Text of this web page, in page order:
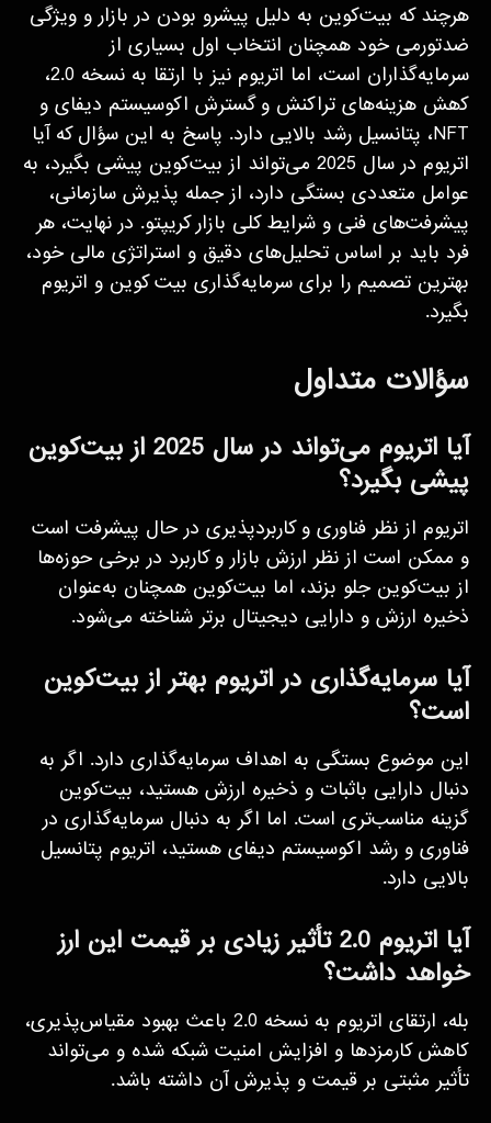
هرچند که بیت‌کوین به دلیل پیشرو بودن در بازار و ویژگی
ضدتورمی خود همچنان انتخاب اول بسیاری از
سرمایه‌گذاران است، اما اتریوم نیز با ارتقا به نسخه 2.0،
کاهش هزینه‌های تراکنش و گسترش اکوسیستم دیفای و
NFT، پتانسیل رشد بالایی دارد. پاسخ به این سؤال که آیا
اتریوم در سال 2025 می‌تواند از بیت‌کوین پیشی بگیرد، به
عوامل متعددی بستگی دارد، از جمله پذیرش سازمانی،
پیشرفت‌های فنی و شرایط کلی بازار کریپتو. در نهایت، هر
فرد باید بر اساس تحلیل‌های دقیق و استراتژی مالی خود،
بهترین تصمیم را برای سرمایه‌گذاری بیت کوین و اتریوم
بگیرد.
سؤالات متداول
آیا اتریوم می‌تواند در سال 2025 از بیت‌کوین
پیشی بگیرد؟
اتریوم از نظر فناوری و کاربردپذیری در حال پیشرفت است
و ممکن است از نظر ارزش بازار و کاربرد در برخی حوزه‌ها
از بیت‌کوین جلو بزند، اما بیت‌کوین همچنان به‌عنوان
ذخیره ارزش و دارایی دیجیتال برتر شناخته می‌شود.
آیا سرمایه‌گذاری در اتریوم بهتر از بیت‌کوین
است؟
این موضوع بستگی به اهداف سرمایه‌گذاری دارد. اگر به
دنبال دارایی باثبات و ذخیره ارزش هستید، بیت‌کوین
گزینه مناسب‌تری است. اما اگر به دنبال سرمایه‌گذاری در
فناوری و رشد اکوسیستم دیفای هستید، اتریوم پتانسیل
بالایی دارد.
آیا اتریوم 2.0 تأثیر زیادی بر قیمت این ارز
خواهد داشت؟
بله، ارتقای اتریوم به نسخه 2.0 باعث بهبود مقیاس‌پذیری،
کاهش کارمزدها و افزایش امنیت شبکه شده و می‌تواند
تأثیر مثبتی بر قیمت و پذیرش آن داشته باشد.